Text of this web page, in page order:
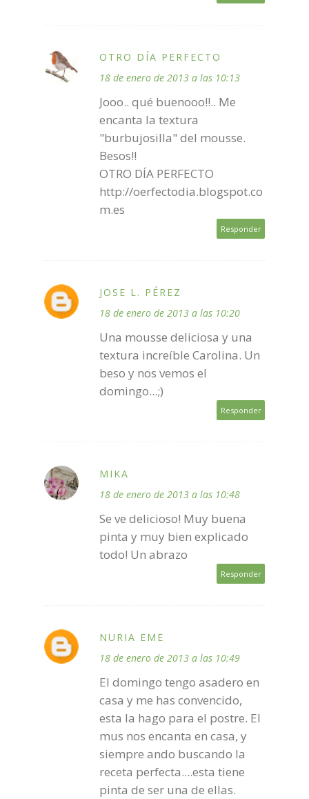
OTRO DÍA PERFECTO
18 de enero de 2013 a las 10:13
Jooo.. qué buenooo!!.. Me
encanta la textura
"burbujosilla" del mousse.
Besos!!
OTRO DÍA PERFECTO
http://oerfectodia.blogspot.co
m.es
Responder
JOSE L. PÉREZ
18 de enero de 2013 a las 10:20
Una mousse deliciosa y una
textura increíble Carolina. Un
beso y nos vemos el
domingo...;)
Responder
MIKA
18 de enero de 2013 a las 10:48
Se ve delicioso! Muy buena
pinta y muy bien explicado
todo! Un abrazo
Responder
NURIA EME
18 de enero de 2013 a las 10:49
El domingo tengo asadero en
casa y me has convencido,
esta la hago para el postre. El
mus nos encanta en casa, y
siempre ando buscando la
receta perfecta....esta tiene
pinta de ser una de ellas.